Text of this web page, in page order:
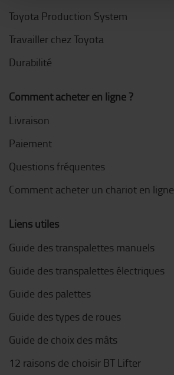
Toyota Production System
Travailler chez Toyota
Durabilité
Comment acheter en ligne ?
Livraison
Paiement
Questions fréquentes
Comment acheter un chariot en ligne
Liens utiles
Guide des transpalettes manuels
Guide des transpalettes électriques
Guide des palettes
Guide des types de roues
Guide de choix des mâts
12 raisons de choisir BT Lifter